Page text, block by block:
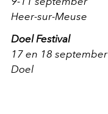
Heer-sur-Meuse
Doel Festival
17 en 18 september
Doel